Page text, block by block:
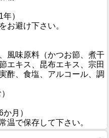
）
お避け下さい。
風味原料（かつお節、煮干
エキス、昆布エキス、宗田
酢、食塩、アルコール、調
月）
温で保存して下さい。